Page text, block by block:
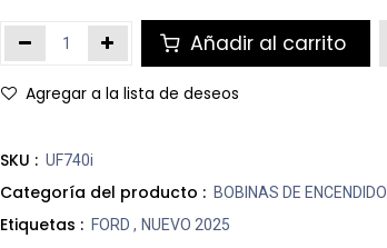
Añadir al carrito
Agregar a la lista de deseos
SKU : UF740i
Categoría del producto : BOBINAS DE ENCENDIDO
Etiquetas : FORD , NUEVO 2025